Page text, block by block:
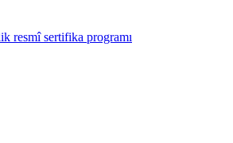
resmî sertifika programı